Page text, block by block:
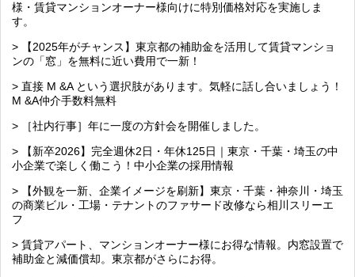
様・賃貸マンションオーナー様向けに特別価格対応を実施しま
す。
> 【2025年がチャンス】東京都の補助金を活用して賃貸マンショ
ンの「窓」を無料に近い費用で一新！
> 直接 M &A という選択肢があります。気軽に話し合いましょう！
M &A仲介手数料無料
> ［社内行事］年に一度の方針会を開催しました。
> 【新卒2026】完全週休2日・年休125日｜東京・千葉・埼玉の中
小企業で楽しく働こう！中小企業の採用情報
> 【外観を一新、企業イメージを刷新】東京・千葉・神奈川・埼玉
の商業ビル・工場・テナントのファサード改修なら相川スリーエ
フ
> 賃貸アパート、マンションオーナー様にお得な情報。内窓設置で
補助金と減価償却。東京都がさらにお得。